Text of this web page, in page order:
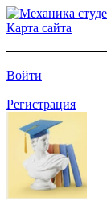
Карта сайта
Войти
Регистрация